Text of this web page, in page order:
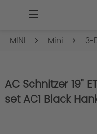
MINI Mini 3-
AC Schnitzer 19"
set AC1 Black